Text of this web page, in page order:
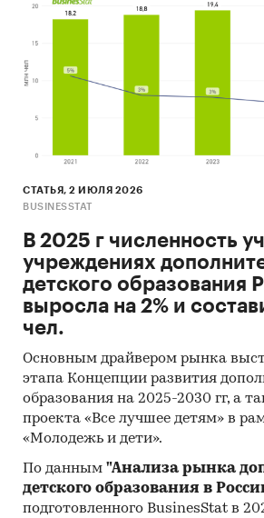
СТАТЬЯ, 2 ИЮЛЯ 2026
BUSINESSTAT
В 2025 г численность
учреждениях
детского образования
выросла на 2% и
чел.
Основным драйвером рынка
этапа Концепции развития
образования на 2025-2030 гг, а
проекта «Все лучшее детям» в
«Молодежь и дети».
По данным "Анализа рынка
детского образования в
подготовленного BusinesStat в